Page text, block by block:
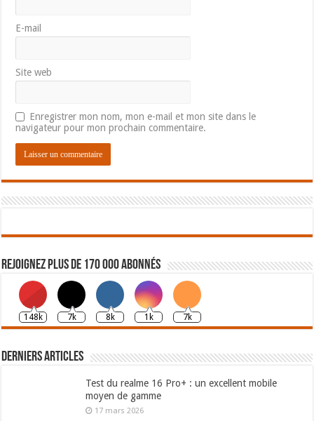
E-mail
Site web
Enregistrer mon nom, mon e-mail et mon site dans le
navigateur pour mon prochain commentaire.
Rejoignez plus de 170 000 abonnés
148k 7k 8k 1k 7k
Derniers articles
Test du realme 16 Pro+ : un excellent mobile
moyen de gamme
17 mars 2026